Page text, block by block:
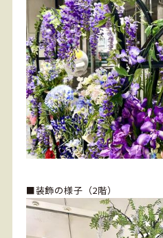
■装飾の様子（2階）